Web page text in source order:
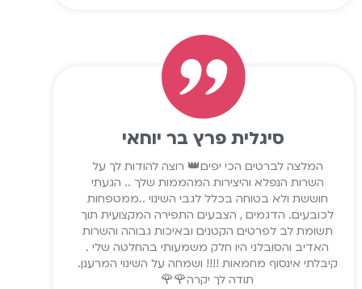
סיגלית פרץ בר יוחאי
המלצה לברטים הכי יפים👑 רוצה להודות לך על
השרות הנפלא והיצירות המהממות שלך .. הגעתי
חוששת ולא בטוחה בכלל לגבי השינוי ..ממטפחות
לכובעים. הדגמים , הצבעים התפירה המקצועית תוך
תשומת לב לפרטים הקטנים ובאיכות גבוהה והשרות
האדיב והסובלני היו חלק משמעותי בהחלטה שלי .
קיבלתי אינסוף מחמאות !!!! ושמחה על השינוי המרענן.
תודה לך יקרה🌹🌹